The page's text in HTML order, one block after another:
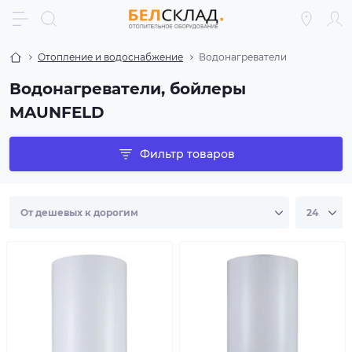
Отопление и водоснабжение Водонагреватели
Водонагреватели, бойлеры
MAUNFELD
Фильтр товаров